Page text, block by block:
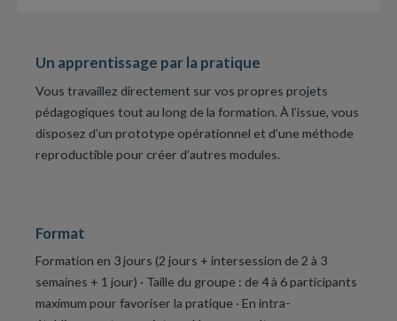
Un apprentissage par la pratique
Vous travaillez directement sur vos propres projets
pédagogiques tout au long de la formation. À l’issue, vous
disposez d’un prototype opérationnel et d’une méthode
reproductible pour créer d’autres modules.
Format
Formation en 3 jours (2 jours + intersession de 2 à 3
semaines + 1 jour) · Taille du groupe : de 4 à 6 participants
maximum pour favoriser la pratique · En intra-